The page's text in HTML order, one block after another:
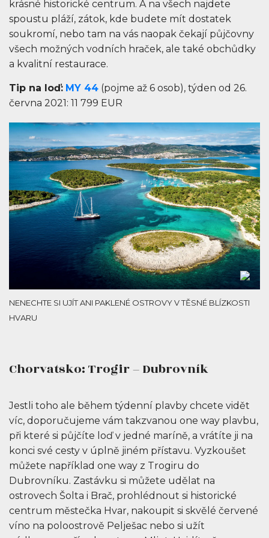
krásné historické centrum. A na všech najdete
spoustu pláží, zátok, kde budete mít dostatek
soukromí, nebo tam na vás naopak čekají půjčovny
všech možných vodních hraček, ale také obchůdky
a kvalitní restaurace.
Tip na loď: MY 44 (pojme až 6 osob), týden od 26.
června 2021: 11 799 EUR
NENECHTE SI UJÍT ANI PAKLENÉ OSTROVY V TĚSNÉ BLÍZKOSTI
HVARU
Chorvatsko: Trogir – Dubrovník
Jestli toho ale během týdenní plavby chcete vidět
víc, doporučujeme vám takzvanou one way plavbu,
při které si půjčíte loď v jedné maríně, a vrátíte ji na
konci své cesty v úplně jiném přístavu. Vyzkoušet
můžete například one way z Trogiru do
Dubrovníku. Zastávku si můžete udělat na
ostrovech Šolta i Brač, prohlédnout si historické
centrum městečka Hvar, nakoupit si skvělé červené
víno na poloostrově Pelješac nebo si užít